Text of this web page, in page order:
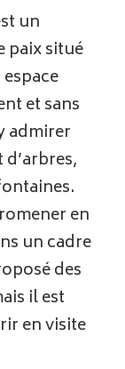
un
paix situé
et sans
admirer
en
un cadre
des
il est
en visite